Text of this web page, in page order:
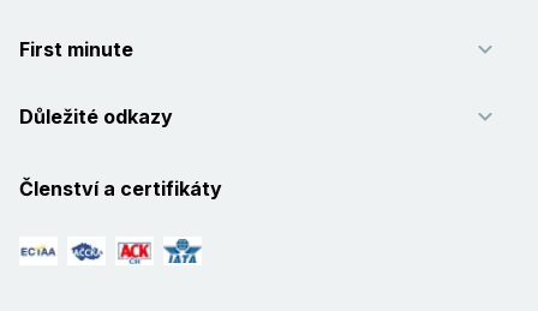
First minute
Důležité odkazy
Členství a certifikáty